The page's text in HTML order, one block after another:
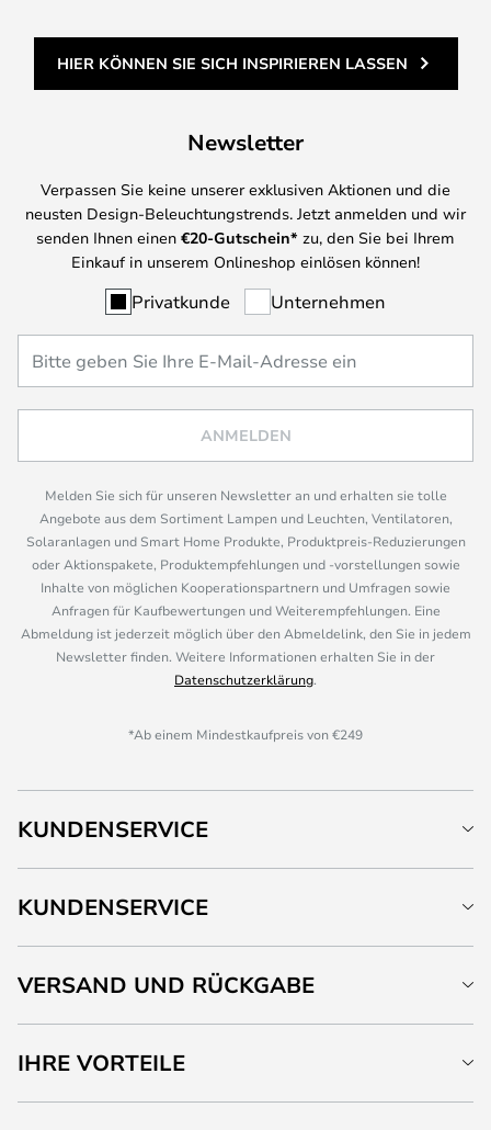
HIER KÖNNEN SIE SICH INSPIRIEREN LASSEN
Newsletter
Verpassen Sie keine unserer exklusiven Aktionen und die
neusten Design-Beleuchtungstrends. Jetzt anmelden und wir
senden Ihnen einen €20-Gutschein* zu, den Sie bei Ihrem
Einkauf in unserem Onlineshop einlösen können!
Privatkunde Unternehmen
ANMELDEN
Melden Sie sich für unseren Newsletter an und erhalten sie tolle
Angebote aus dem Sortiment Lampen und Leuchten, Ventilatoren,
Solaranlagen und Smart Home Produkte, Produktpreis-Reduzierungen
oder Aktionspakete, Produktempfehlungen und -vorstellungen sowie
Inhalte von möglichen Kooperationspartnern und Umfragen sowie
Anfragen für Kaufbewertungen und Weiterempfehlungen. Eine
Abmeldung ist jederzeit möglich über den Abmeldelink, den Sie in jedem
Newsletter finden. Weitere Informationen erhalten Sie in der
Datenschutzerklärung.
*Ab einem Mindestkaufpreis von €249
KUNDENSERVICE
KUNDENSERVICE
VERSAND UND RÜCKGABE
IHRE VORTEILE